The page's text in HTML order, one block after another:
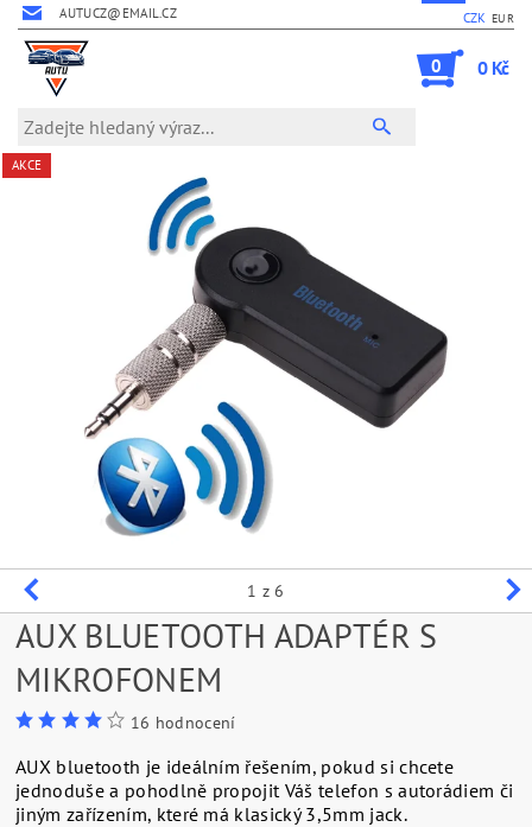
AUTUCZ@EMAIL.CZ CZK EUR
0 0 Kč
AKCE
1 z 6
AUX BLUETOOTH ADAPTÉR S
MIKROFONEM
16 hodnocení
AUX bluetooth je ideálním řešením, pokud si chcete
jednoduše a pohodlně propojit Váš telefon s autorádiem či
jiným zařízením, které má klasický 3,5mm jack.